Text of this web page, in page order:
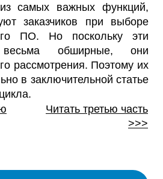
самых важных функций,
заказчиков при выборе
ПО. Но поскольку эти
весьма обширные, они
рассмотрения. Поэтому их
в заключительной статье
Читать третью часть
>>>